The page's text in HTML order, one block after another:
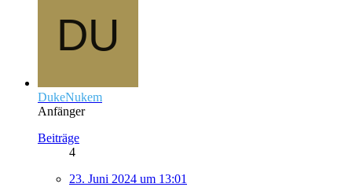
DukeNukem
Anfänger
Beiträge
4
23. Juni 2024 um 13:01